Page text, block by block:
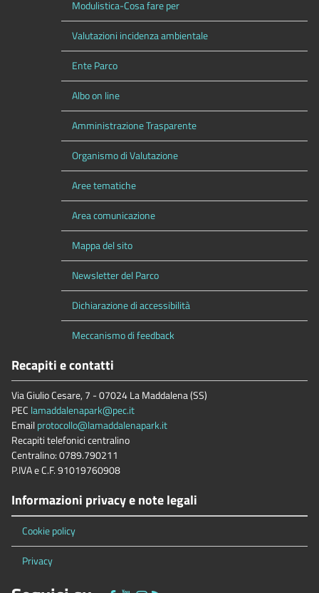
Modulistica-Cosa fare per
Valutazioni incidenza ambientale
Ente Parco
Albo on line
Amministrazione Trasparente
Organismo di Valutazione
Aree tematiche
Area comunicazione
Mappa del sito
Newsletter del Parco
Dichiarazione di accessibilità
Meccanismo di feedback
Recapiti e contatti
Via Giulio Cesare, 7 - 07024 La Maddalena (SS)
PEC lamaddalenapark@pec.it
Emailprotocollo@lamaddalenapark.it
Recapiti telefonici centralino
Centralino: 0789.790211
P.IVA e C.F. 91019760908
Informazioni privacy e note legali
Cookie policy
Privacy